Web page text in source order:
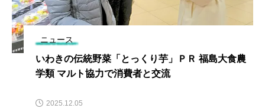
ニュース
いわきの伝統野菜「とっくり芋」ＰＲ 福島大食農
学類 マルト協力で消費者と交流
2025.12.05